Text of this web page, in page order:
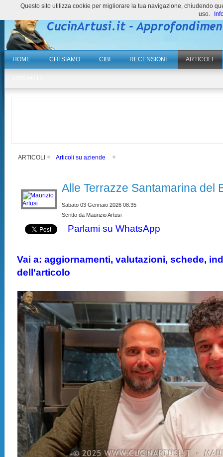
HOME CHI SIAMO CIBI RECENSIONI ARTICOLI
ARTICOLI Articoli su aziende
Alle Terrazze Santamarina del
Sabato 03 Gennaio 2026 08:35
Scritto da Maurizio Artusi
Parlami su WhatsApp
Vai a: aggiornamenti, valutazioni, schede,
dell'articolo
Questo sito utilizza cookie per migliorare la tua navigazione, chiudendo
uso.